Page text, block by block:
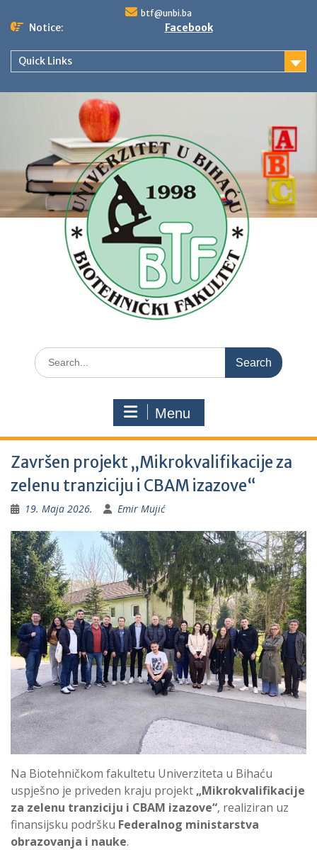
btf@unbi.ba
Notice: Facebook
Quick Links
Search
for:
Menu
Završen projekt „Mikrokvalifikacije za
zelenu tranziciju i CBAM izazove“
19. Maja 2026. Emir Mujić
Na Biotehničkom fakultetu Univerziteta u Bihaću
uspješno je priveden kraju projekt „Mikrokvalifikacije
za zelenu tranziciju i CBAM izazove“, realiziran uz
finansijsku podršku Federalnog ministarstva
obrazovanja i nauke.